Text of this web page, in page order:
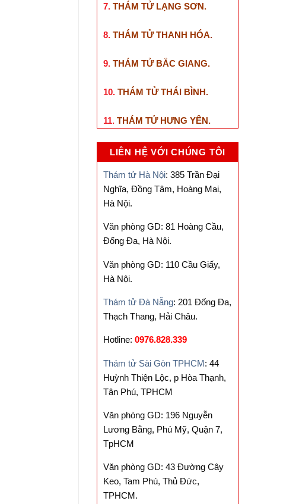
7. THÁM TỬ LẠNG SƠN.
8. THÁM TỬ THANH HÓA.
9. THÁM TỬ BẮC GIANG.
10. THÁM TỬ THÁI BÌNH.
11. THÁM TỬ HƯNG YÊN.
LIÊN HỆ VỚI CHÚNG TÔI
Thám tử Hà Nội: 385 Trần Đại
Nghĩa, Đồng Tâm, Hoàng Mai,
Hà Nội.
Văn phòng GD: 81 Hoàng Cầu,
Đống Đa, Hà Nội.
Văn phòng GD: 110 Cầu Giấy,
Hà Nội.
Thám tử Đà Nẵng: 201 Đống Đa,
Thạch Thang, Hải Châu.
Hotline: 0976.828.339
Thám tử Sài Gòn TPHCM: 44
Huỳnh Thiện Lộc, p Hòa Thạnh,
Tân Phú, TPHCM
Văn phòng GD: 196 Nguyễn
Lương Bằng, Phú Mỹ, Quận 7,
TpHCM
Văn phòng GD: 43 Đường Cây
Keo, Tam Phú, Thủ Đức,
TPHCM.